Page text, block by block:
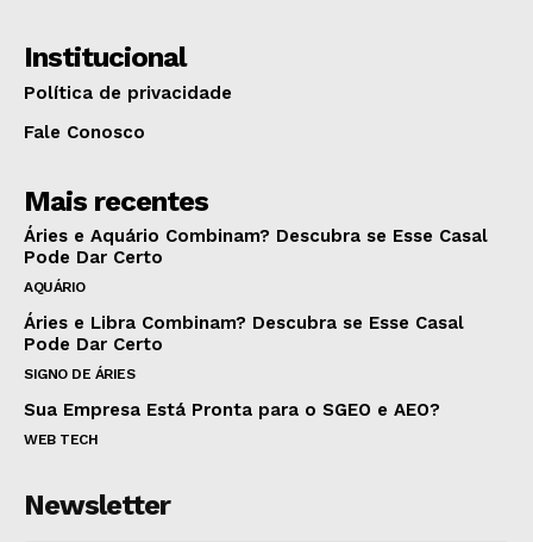
Institucional
Política de privacidade
Fale Conosco
Mais recentes
Áries e Aquário Combinam? Descubra se Esse Casal
Pode Dar Certo
AQUÁRIO
Áries e Libra Combinam? Descubra se Esse Casal
Pode Dar Certo
SIGNO DE ÁRIES
Sua Empresa Está Pronta para o SGEO e AEO?
WEB TECH
Newsletter